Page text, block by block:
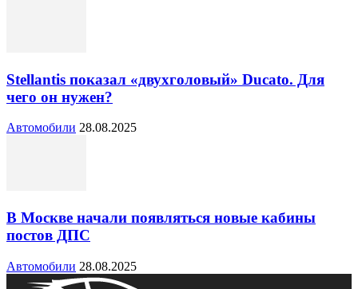
Stellantis показал «двухголовый» Ducato. Для
чего он нужен?
Автомобили 28.08.2025
В Москве начали появляться новые кабины
постов ДПС
Автомобили 28.08.2025